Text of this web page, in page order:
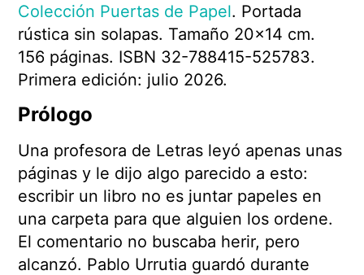
Colección Puertas de Papel. Portada
rústica sin solapas. Tamaño 20×14 cm.
156 páginas. ISBN 32-788415-525783.
Primera edición: julio 2026.
Prólogo
Una profesora de Letras leyó apenas unas
páginas y le dijo algo parecido a esto:
escribir un libro no es juntar papeles en
una carpeta para que alguien los ordene.
El comentario no buscaba herir, pero
alcanzó. Pablo Urrutia guardó durante